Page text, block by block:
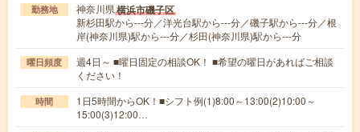
勤務地 神奈川県横浜市磯子区
新杉田駅から---分／洋光台駅から---分／磯子駅から---分／根
岸(神奈川県)駅から---分／杉田(神奈川県)駅から---分
曜日頻度
週4日～ ■曜日固定の相談OK！ ■希望の曜日があればご相談
ください！
時間
1日5時間からOK！■シフト例(1)8:00～13:00(2)10:00～
15:00(3)12:00…